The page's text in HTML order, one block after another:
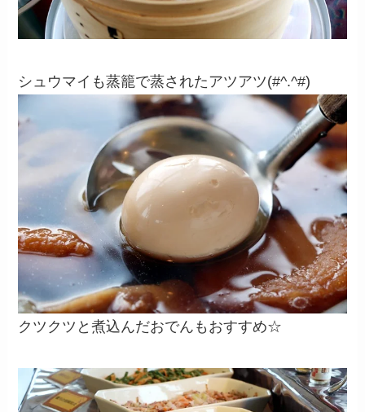
シュウマイも蒸籠で蒸されたアツアツ(#^.^#)
クツクツと煮込んだおでんもおすすめ☆